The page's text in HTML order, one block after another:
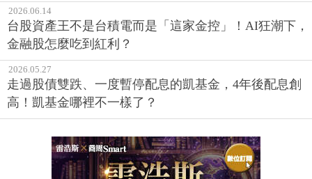
2026.06.14
台股資產王不是台積電而是「這家金控」！AI狂潮下，
金融股怎麼吃到紅利？
2026.05.27
走過股債雙跌、一度暫停配息的凱基金，4年後配息創
高！凱基金哪裡不一樣了？